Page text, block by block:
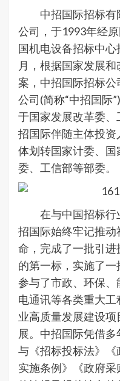
中招国际招标有
公司，于1993年经
国机电设备招标中
月，根据国家发展
案，中招国际招标
公司(简称“中招国际
于国家发展改革委
招国际伴随主体投
体划转国家计委、
委、工信部等部委。
在与中国招标行
招国际始终牢记推
命，完成了一批引
的第一标，实施了一
参与了市政、环保
电通讯等各类重大
业高质量发展建设
展。中招国际凭借
与《招标投标法》
实施条例》《政府